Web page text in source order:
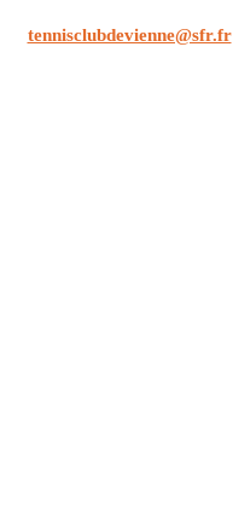
tennisclubdevienne@sfr.fr